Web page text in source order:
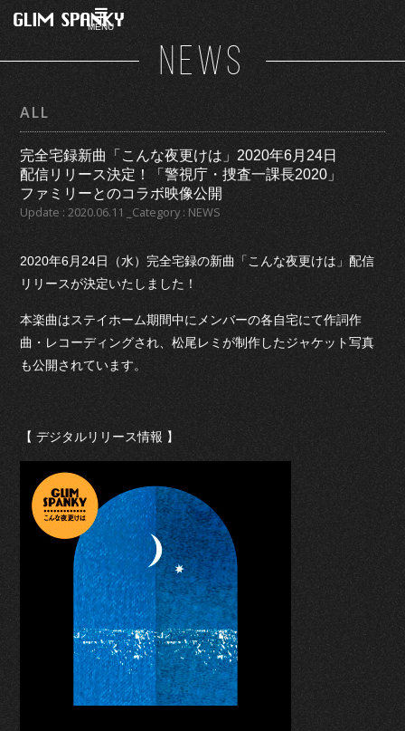
MENU
NEWS
ALL
完全宅録新曲「こんな夜更けは」2020年6月24日
配信リリース決定！「警視庁・捜査一課長2020」
ファミリーとのコラボ映像公開
Update : 2020.06.11 _Category : NEWS
2020年6月24日（水）完全宅録の新曲「こんな夜更けは」配信
リリースが決定いたしました！
本楽曲はステイホーム期間中にメンバーの各自宅にて作詞作
曲・レコーディングされ、松尾レミが制作したジャケット写真
も公開されています。
【 デジタルリリース情報 】